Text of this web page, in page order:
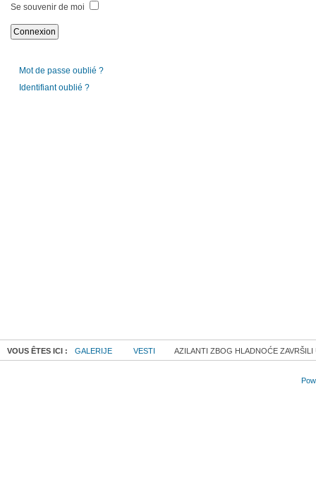
Se souvenir de moi
Mot de passe oublié ?
Identifiant oublié ?
VOUS ÊTES ICI : GALERIJE VESTI AZILANTI ZBOG HLADNOĆE ZAVRŠILI